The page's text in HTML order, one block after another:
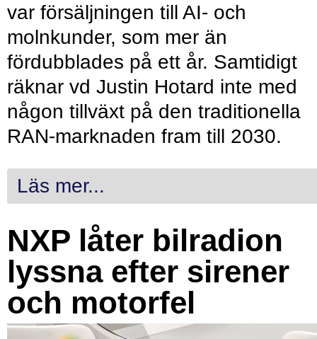
var försäljningen till AI- och
molnkunder, som mer än
fördubblades på ett år. Samtidigt
räknar vd Justin Hotard inte med
någon tillväxt på den traditionella
RAN-marknaden fram till 2030.
Läs mer...
NXP låter bilradion
lyssna efter sirener
och motorfel